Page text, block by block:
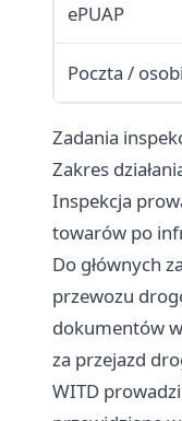
ePUAP
Poczta /
Zadania
Zakres
Inspekcja
towarów po
Do głównych
przewozu
dokumentów
za przejazd
WITD